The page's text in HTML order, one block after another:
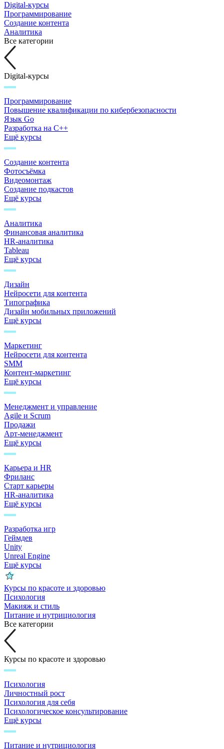
Digital-курсы
Программирование
Создание контента
Аналитика
Все категории
Digital-курсы
Программирование
Повышение квалификации по кибербезопасности
Язык Go
Разработка на C++
Ещё курсы
Создание контента
Фотосъёмка
Видеомонтаж
Создание подкастов
Ещё курсы
Аналитика
Финансовая аналитика
HR-аналитика
Tableau
Ещё курсы
Дизайн
Нейросети для контента
Типографика
Дизайн мобильных приложений
Ещё курсы
Маркетинг
Нейросети для контента
SMM
Контент-маркетинг
Ещё курсы
Менеджмент и управление
Agile и Scrum
Продажи
Арт-менеджмент
Ещё курсы
Карьера и HR
Фриланс
Старт карьеры
HR-аналитика
Ещё курсы
Разработка игр
Геймдев
Unity
Unreal Engine
Ещё курсы
Курсы по красоте и здоровью
Психология
Макияж и стиль
Питание и нутрициология
Все категории
Курсы по красоте и здоровью
Психология
Личностный рост
Психология для себя
Психологическое консультирование
Ещё курсы
Питание и нутрициология